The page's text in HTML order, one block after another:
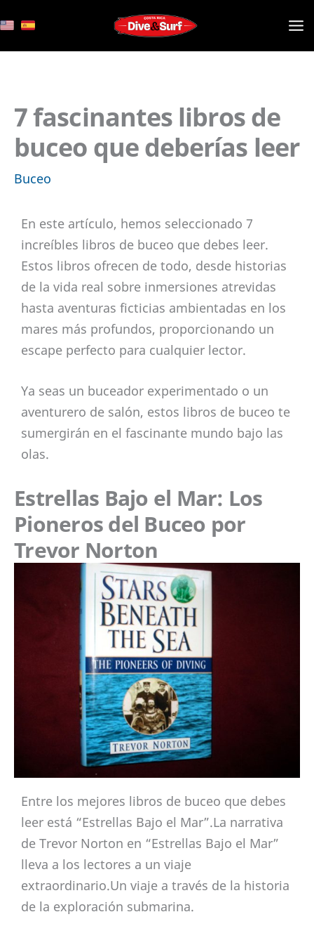
al
contenido
7 fascinantes libros de
buceo que deberías leer
Buceo
En este artículo, hemos seleccionado 7
increíbles libros de buceo que debes leer.
Estos libros ofrecen de todo, desde historias
de la vida real sobre inmersiones atrevidas
hasta aventuras ficticias ambientadas en los
mares más profundos, proporcionando un
escape perfecto para cualquier lector.
Ya seas un buceador experimentado o un
aventurero de salón, estos libros de buceo te
sumergirán en el fascinante mundo bajo las
olas.
Estrellas Bajo el Mar: Los
Pioneros del Buceo por
Trevor Norton
Entre los mejores libros de buceo que debes
leer está “Estrellas Bajo el Mar”.La narrativa
de Trevor Norton en “Estrellas Bajo el Mar”
lleva a los lectores a un viaje
extraordinario.Un viaje a través de la historia
de la exploración submarina.